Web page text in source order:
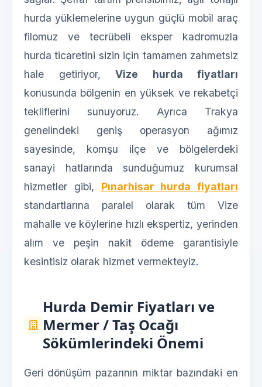
hurda yüklemelerine uygun güçlü mobil araç
filomuz ve tecrübeli eksper kadromuzla
hurda ticaretini sizin için tamamen zahmetsiz
hale getiriyor, Vize hurda fiyatları
konusunda bölgenin en yüksek ve rekabetçi
tekliflerini sunuyoruz. Ayrıca Trakya
genelindeki geniş operasyon ağımız
sayesinde, komşu ilçe ve bölgelerdeki
sanayi hatlarında sunduğumuz kurumsal
hizmetler gibi, Pınarhisar hurda fiyatları
standartlarına paralel olarak tüm Vize
mahalle ve köylerine hızlı ekspertiz, yerinden
alım ve peşin nakit ödeme garantisiyle
kesintisiz olarak hizmet vermekteyiz.
Hurda Demir Fiyatları ve
Mermer / Taş Ocağı
Sökümlerindeki Önemi
Geri dönüşüm pazarının miktar bazındaki en